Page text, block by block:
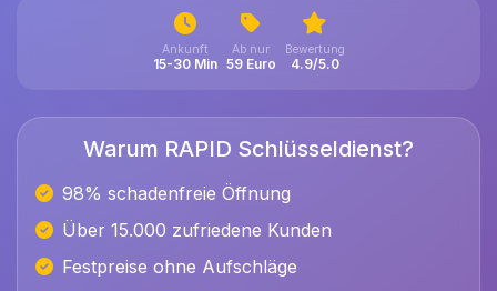
Ankunft
15-30 Min
Ab nur
59 Euro
Bewertung
4.9/5.0
Warum RAPID Schlüsseldienst?
98% schadenfreie Öffnung
Über 15.000 zufriedene Kunden
Festpreise ohne Aufschläge